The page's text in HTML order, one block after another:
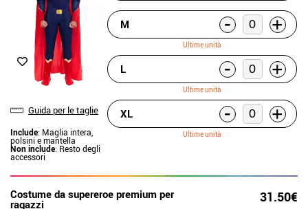
Guida per le taglie
Include: Maglia intera,
polsini e mantella
Non include: Resto degli
accessori
M - +
Ultime unità
L - +
Ultime unità
XL - +
Ultime unità
Costume da supereroe premium per
ragazzi 31.50€